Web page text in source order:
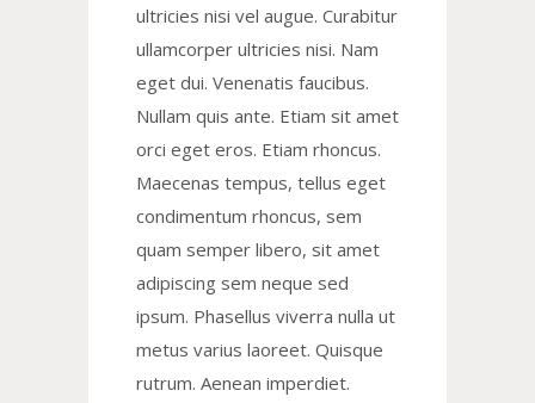
ultricies nisi vel augue. Curabitur
ullamcorper ultricies nisi. Nam
eget dui. Venenatis faucibus.
Nullam quis ante. Etiam sit amet
orci eget eros. Etiam rhoncus.
Maecenas tempus, tellus eget
condimentum rhoncus, sem
quam semper libero, sit amet
adipiscing sem neque sed
ipsum. Phasellus viverra nulla ut
metus varius laoreet. Quisque
rutrum. Aenean imperdiet.